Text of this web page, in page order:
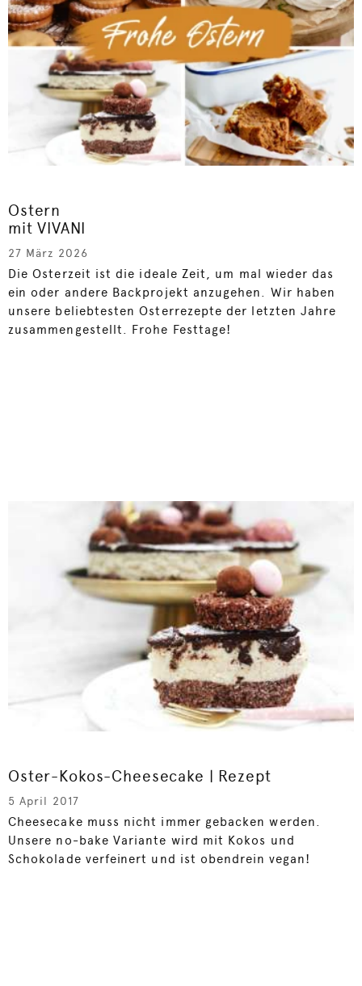
Ostern
mit VIVANI
27 März 2026
Die Osterzeit ist die ideale Zeit, um mal wieder das
ein oder andere Backprojekt anzugehen. Wir haben
unsere beliebtesten Osterrezepte der letzten Jahre
zusammengestellt. Frohe Festtage!
Oster-Kokos-Cheesecake | Rezept
5 April 2017
Cheesecake muss nicht immer gebacken werden.
Unsere no-bake Variante wird mit Kokos und
Schokolade verfeinert und ist obendrein vegan!